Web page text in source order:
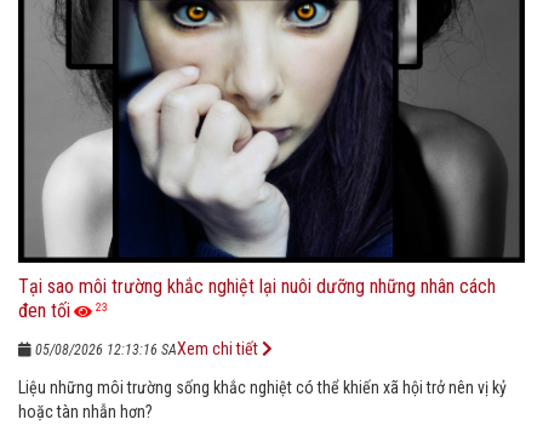
Tại sao môi trường khắc nghiệt lại nuôi dưỡng những nhân cách
đen tối
23
05/08/2026 12:13:16 SA
Liệu những môi trường sống khắc nghiệt có thể khiến xã hội trở nên vị kỷ
hoặc tàn nhẫn hơn?
Xem chi tiết